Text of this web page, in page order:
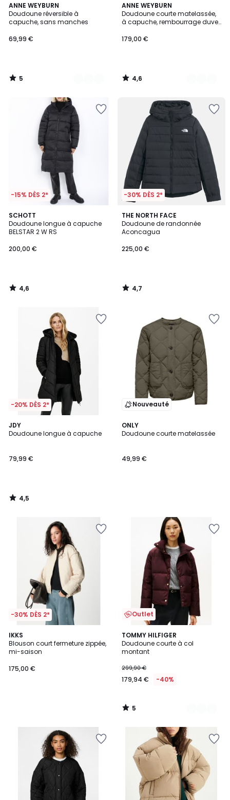
ANNE WEYBURN
Doudoune réversible à
capuche, sans manches
69,99 €
5
/
5
2
Couleurs
5
/
ANNE WEYBURN
Doudoune courte matelassée,
à capuche, rembourrage duvet
179,00 €
4,6
/ 5
2
Couleurs
4,6
/
-15% DÈS 2*
SCHOTT
Doudoune longue à capuche
BELSTAR 2 W RS
200,00 €
4,6
/ 5
4,6
/
-30% DÈS 2*
THE NORTH FACE
Doudoune de randonnée
Aconcagua
225,00 €
4,7
/ 5
4,7
/
-20% DÈS 2*
JDY
Doudoune longue à capuche
79,99 €
4,5
/ 5
4,5
/
Nouveauté
ONLY
Doudoune courte matelassée
49,99 €
-30% DÈS 2*
IKKS
Blouson court fermeture zippée,
mi-saison
175,00 €
Outlet
TOMMY HILFIGER
Doudoune courte à col
montant
299,90 €
179,94 € -40%
5
/
5
2
Couleurs
5
/